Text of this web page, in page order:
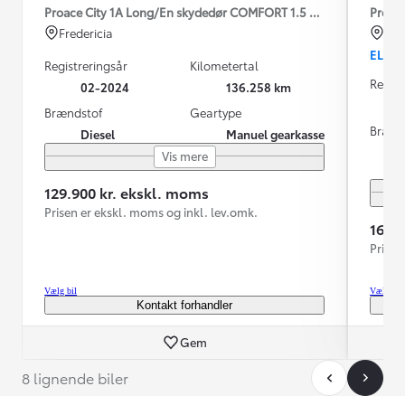
Proace City 1A Long/En skydedør COMFORT 1.5 diesel 102hk
Fredericia
Registreringsår
02-2024
Kilometertal
136.258 km
Brændstof
Diesel
Geartype
Manuel gearkasse
Vis mere
129.900 kr. ekskl. moms
Prisen er ekskl. moms og inkl. lev.omk.
Vælg bil
Kontakt forhandler
Gem
EL
Vælg bil
8 lignende biler